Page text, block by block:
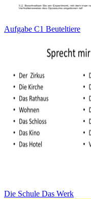
Aufgabe C1 Beuteltiere
Die Schule Das Werk